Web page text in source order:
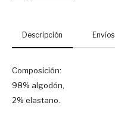
Descripción Envíos
Composición:
98% algodón,
2% elastano.